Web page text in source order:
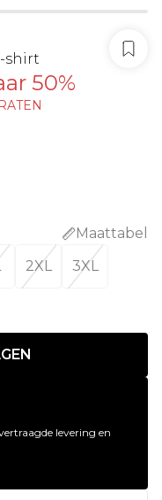
shirt
50%
Maattabel
2XL 3XL
levering en